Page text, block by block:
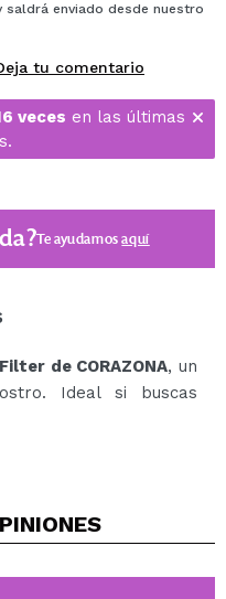
saldrá enviado desde nuestro
tu comentario
veces en las últimas
Te ayudamosaquí
de CORAZONA, un
Ideal si buscas
óptimas durante